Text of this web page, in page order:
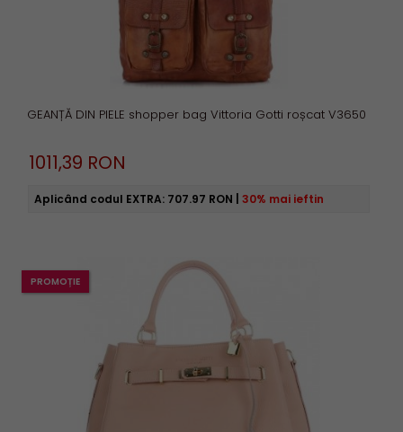
GEANȚĂ DIN PIELE shopper bag Vittoria Gotti roșcat V3650
1011,39 RON
Aplicând codul EXTRA: 707.97 RON 30% mai ieftin
PROMOȚIE